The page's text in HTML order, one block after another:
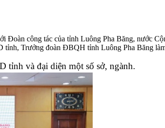
công tác của tỉnh Luông Pha Băng, nước
Trưởng đoàn ĐBQH tỉnh Luông Pha Băng
và đại diện một số sở, ngành.